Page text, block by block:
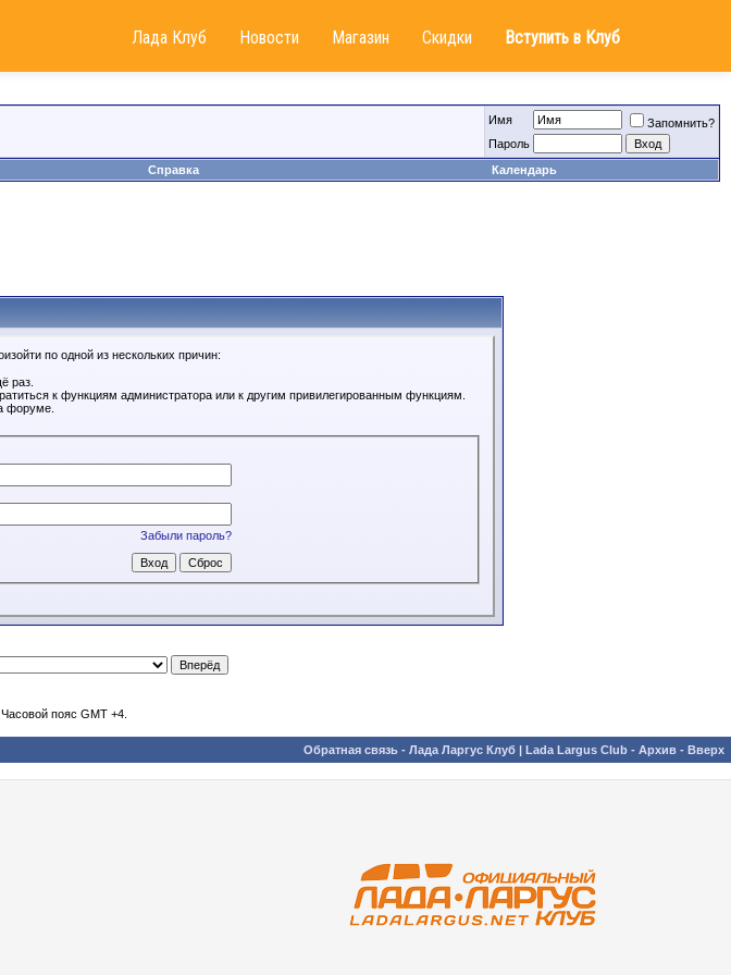
Лада Клуб Новости Магазин Скидки Вступить в Клуб
Имя
Запомнить?
Пароль
Справка Календарь
по одной из нескольких причин:
раз.
к функциям администратора или к другим привилегированным функциям.
форуме.
Забыли пароль?
. Часовой пояс GMT +4.
Обратная связь - Лада Ларгус Клуб | Lada Largus Club - Архив - Вверх